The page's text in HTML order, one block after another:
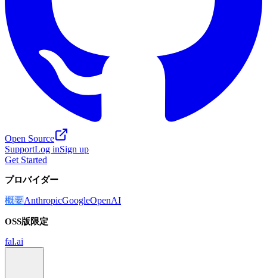
Open Source
SupportLog inSign up
Get Started
プロバイダー
概要AnthropicGoogleOpenAI
OSS版限定
fal.ai